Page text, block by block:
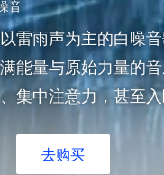
音
雷雨声为主的白噪
能量与原始力量的
集中注意力，甚至
自然中的沉浸式体
去购买